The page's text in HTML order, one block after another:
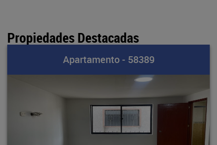
Propiedades Destacadas
Apartamento - 58389